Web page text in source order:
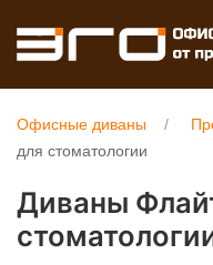
Офисные диваны
для стоматологии
Диваны